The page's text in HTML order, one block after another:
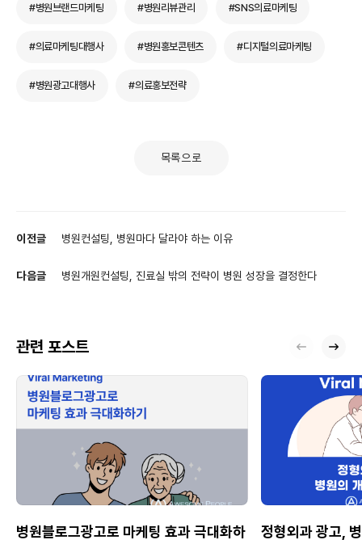
#병원브랜드마케팅 #병원리뷰관리 #SNS의료마케팅
#의료마케팅대행사 #병원홍보콘텐츠 #디지털의료마케팅
#병원광고대행사 #의료홍보전략
목록으로
이전글 병원컨설팅, 병원마다 달라야 하는 이유
다음글 병원개원컨설팅, 진료실 밖의 전략이 병원 성장을 결정한다
관련 포스트
병원블로그광고로 마케팅 효과 극대화하 정형외과 광고,